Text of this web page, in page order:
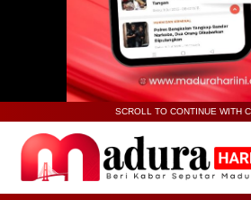
SCROLL TO CONTINUE WITH